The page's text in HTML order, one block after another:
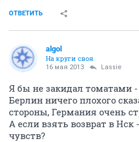
ОТВЕТИТЬ
algol
На круги своя
16 мая 2013 Lassie
Я бы не закидал томатами
Берлин ничего плохого
стороны, Германия очень
А если взять возврат в Нск
чувств?